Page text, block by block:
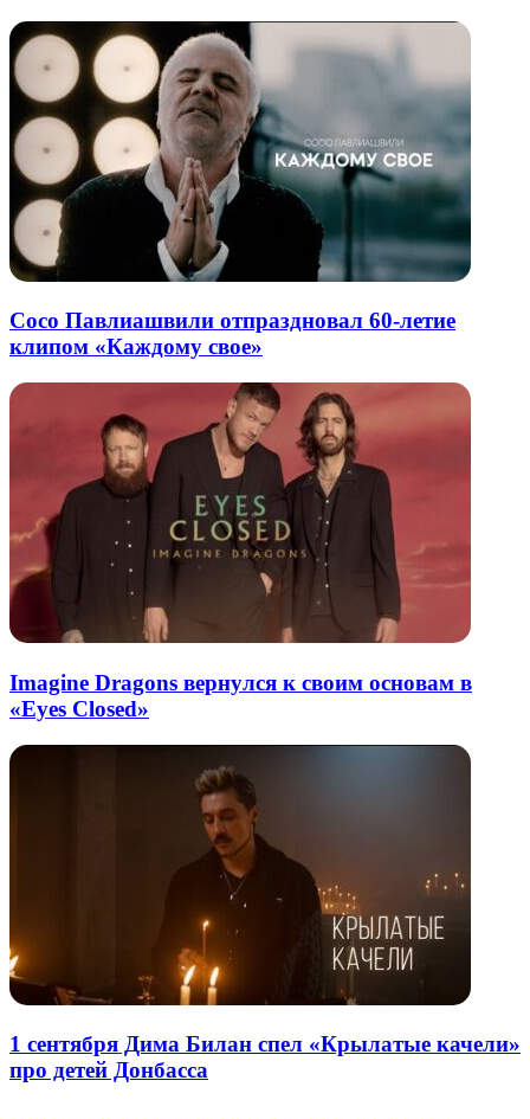
Сосо Павлиашвили отпраздновал 60-летие
клипом «Каждому свое»
Imagine Dragons вернулся к своим основам в
«Eyes Closed»
1 сентября Дима Билан спел «Крылатые качели»
про детей Донбасса